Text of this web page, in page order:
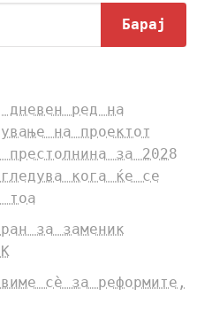
Барај
дневен ред на
на проектот
престолнина за 2028
кога ќе се
тоа
за заменик
сè за реформите,